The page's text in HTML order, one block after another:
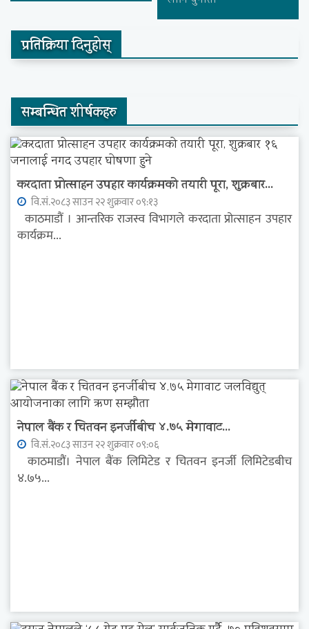
प्रतिक्रिया दिनुहोस्
सम्बन्धित शीर्षकहरु
करदाता प्रोत्साहन उपहार कार्यक्रमको तयारी पूरा, शुक्रबार...
वि.सं.२०८३ साउन २२ शुक्रवार ०९:१३
काठमाडौं । आन्तरिक राजस्व विभागले करदाता प्रोत्साहन उपहार
कार्यक्रम...
नेपाल बैंक र चितवन इनर्जीबीच ४.७५ मेगावाट...
वि.सं.२०८३ साउन २२ शुक्रवार ०९:०६
काठमाडौं। नेपाल बैंक लिमिटेड र चितवन इनर्जी लिमिटेडबीच
४.७५...